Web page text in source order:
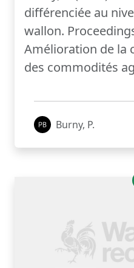
différenciée au
wallon.
Amélioration de la
des commodités
Burny, P.